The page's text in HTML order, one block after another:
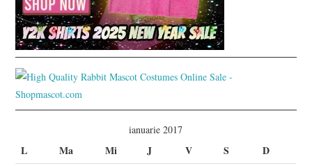
ianuarie 2017
L Ma Mi J V S D